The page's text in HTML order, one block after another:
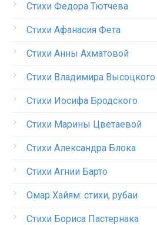
Стихи Федора Тютчева
Стихи Афанасия Фета
Стихи Анны Ахматовой
Стихи Владимира Высоцкого
Стихи Иосифа Бродского
Стихи Марины Цветаевой
Стихи Александра Блока
Стихи Агнии Барто
Омар Хайям: стихи, рубаи
Стихи Бориса Пастернака